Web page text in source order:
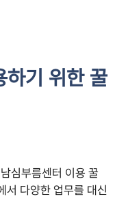
하기 위한 꿀
심부름센터 이용 꿀
서 다양한 업무를 대신